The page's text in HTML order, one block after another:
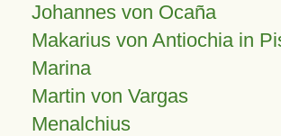
Johannes von Ocaña
Makarius von Antiochia in
Marina
Martin von Vargas
Menalchius